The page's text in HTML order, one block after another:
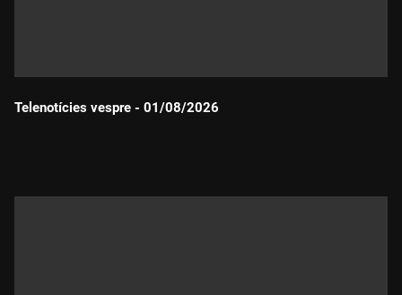
Telenotícies vespre - 01/08/2026